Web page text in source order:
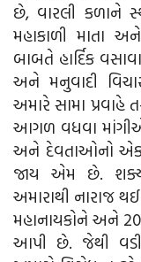
છે, વારલી
મહાકાળી માતા
બાબતે હાર્દિક
અને મનુવાદી
અમારે સામા
આગળ વધવા
અને દેવતાઓનો
જાય એમ છે. શક્ય
અમારાથી નારાજ
મહાનાયકોને અને
આપી છે. જેથી